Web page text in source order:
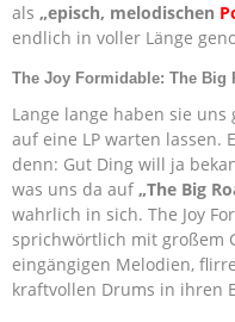
als „episch, melodischen
endlich in voller Länge
The Joy Formidable: The Big
Lange lange haben sie
auf eine LP warten lassen.
denn: Gut Ding will ja
was uns da auf „The Big
wahrlich in sich. The Joy
sprichwörtlich mit großem
eingängigen Melodien,
kraftvollen Drums in ihren